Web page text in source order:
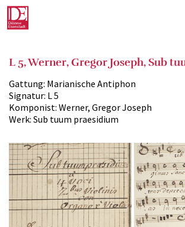
L 5, Werner, Gregor Joseph, Sub
Gattung: Marianische Antiphon
Signatur: L 5
Komponist: Werner, Gregor Joseph
Werk: Sub tuum praesidium